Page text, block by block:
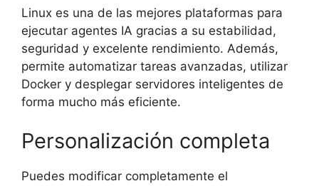
Linux es una de las mejores plataformas para
ejecutar agentes IA gracias a su estabilidad,
seguridad y excelente rendimiento. Además,
permite automatizar tareas avanzadas, utilizar
Docker y desplegar servidores inteligentes de
forma mucho más eficiente.
Personalización completa
Puedes modificar completamente el